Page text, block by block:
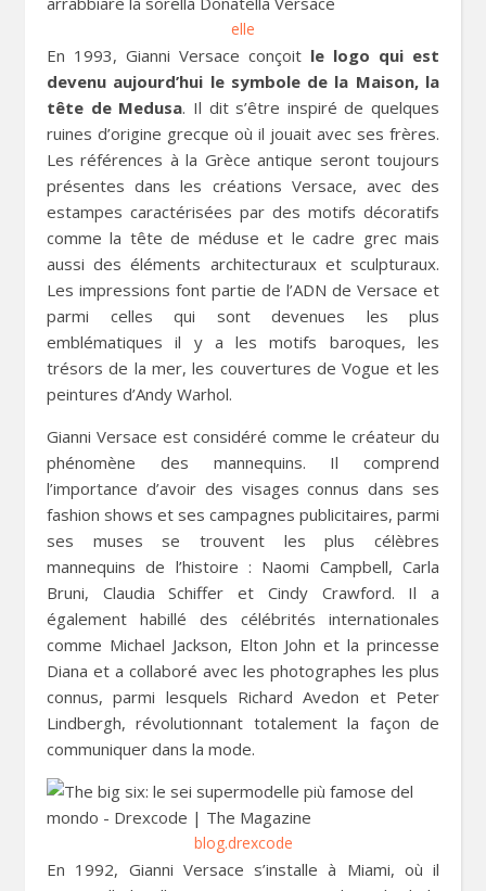
elle
En 1993, Gianni Versace conçoit le logo qui est
devenu aujourd’hui le symbole de la Maison, la
tête de Medusa. Il dit s’être inspiré de quelques
ruines d’origine grecque où il jouait avec ses frères.
Les références à la Grèce antique seront toujours
présentes dans les créations Versace, avec des
estampes caractérisées par des motifs décoratifs
comme la tête de méduse et le cadre grec mais
aussi des éléments architecturaux et sculpturaux.
Les impressions font partie de l’ADN de Versace et
parmi celles qui sont devenues les plus
emblématiques il y a les motifs baroques, les
trésors de la mer, les couvertures de Vogue et les
peintures d’Andy Warhol.
Gianni Versace est considéré comme le créateur du
phénomène des mannequins. Il comprend
l’importance d’avoir des visages connus dans ses
fashion shows et ses campagnes publicitaires, parmi
ses muses se trouvent les plus célèbres
mannequins de l’histoire : Naomi Campbell, Carla
Bruni, Claudia Schiffer et Cindy Crawford. Il a
également habillé des célébrités internationales
comme Michael Jackson, Elton John et la princesse
Diana et a collaboré avec les photographes les plus
connus, parmi lesquels Richard Avedon et Peter
Lindbergh, révolutionnant totalement la façon de
communiquer dans la mode.
blog.drexcode
En 1992, Gianni Versace s’installe à Miami, où il